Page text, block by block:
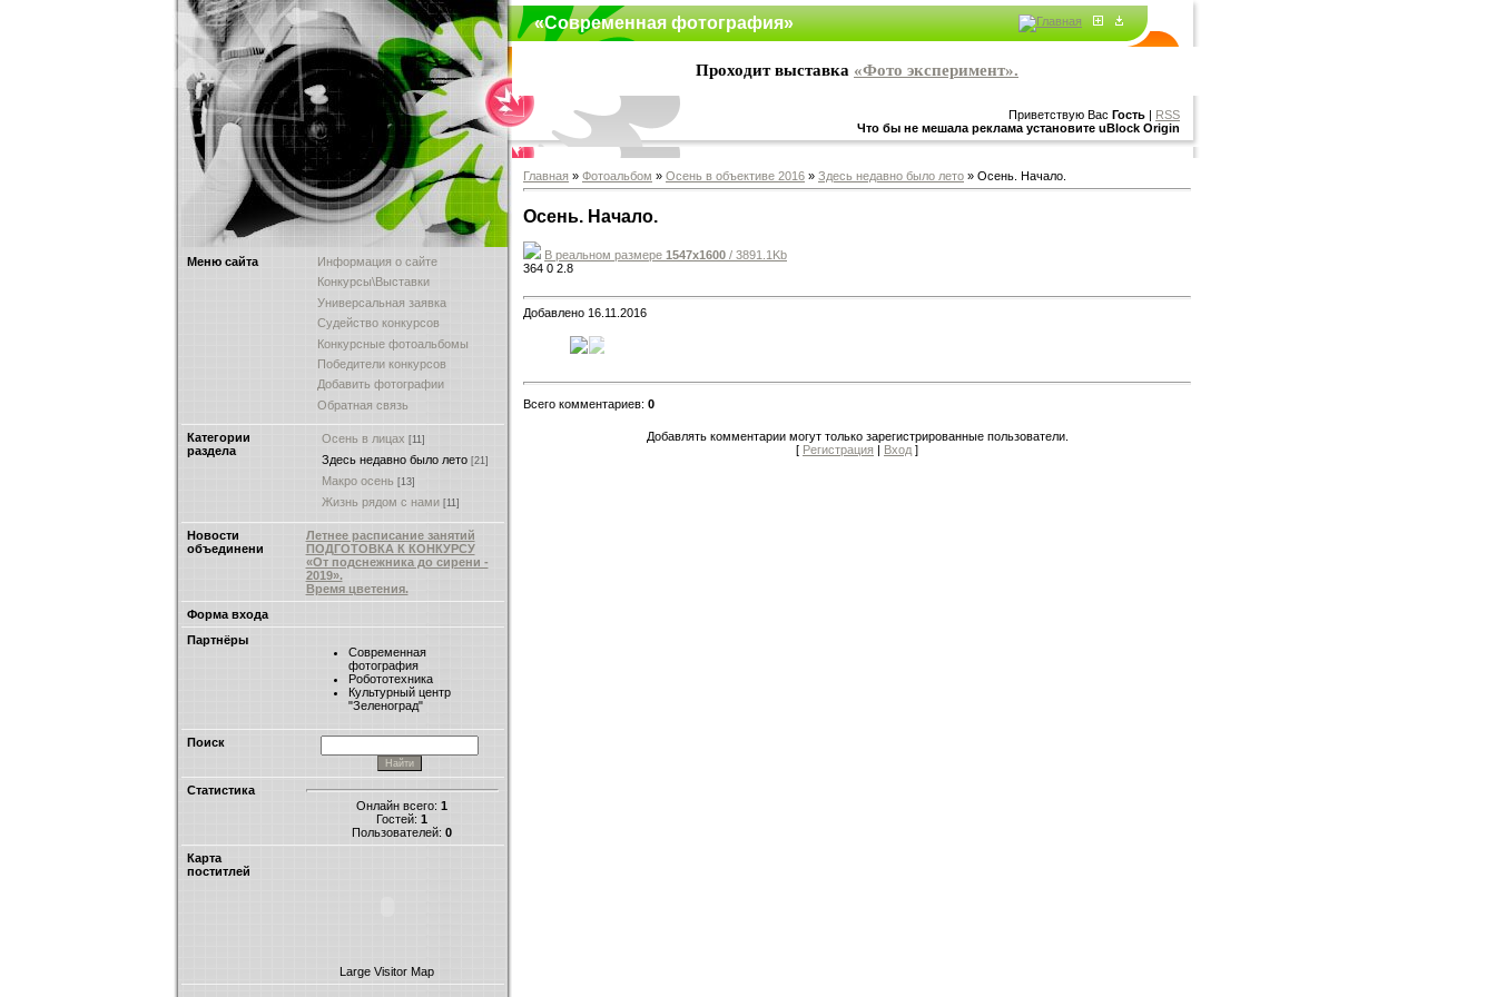
Меню сайта
Информация о сайте
Конкурсы\Выставки
Универсальная заявка
Судейство конкурсов
Конкурсные фотоальбомы
Победители конкурсов
Добавить фотографии
Обратная связь
Категории
раздела
Осень в лицах [11]
Здесь недавно было лето [21]
Макро осень [13]
Жизнь рядом с нами [11]
Новости
объединени
Летнее расписание занятий
ПОДГОТОВКА К КОНКУРСУ
«От подснежника до сирени -
2019».
Время цветения.
Форма входа
Партнёры
Современная
фотография
Робототехника
Культурный центр
"Зеленоград"
Поиск
Статистика
Онлайн всего: 1
Гостей: 1
Пользователей: 0
Карта
поститлей
Large Visitor Map
«Современная фотография»
Проходит выставка «Фото эксперимент».
Приветствую Вас Гость | RSS
Что бы не мешала реклама установите uBlock Origin
Главная » Фотоальбом » Осень в объективе 2016 » Здесь недавно было лето » Осень. Начало.
Осень. Начало.
В реальном размере 1547x1600 / 3891.1Kb
364 0 2.8
Добавлено 16.11.2016
Всего комментариев: 0
Добавлять комментарии могут только зарегистрированные пользователи.
[ Регистрация | Вход ]